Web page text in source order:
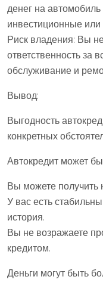
денег на
инвестиционные или
Риск владения: Вы
ответственность за
обслуживание и
Вывод:
Выгодность
конкретных
Автокредит может
Вы можете получить
У вас есть
история.
Вы не возражаете
кредитом.
Деньги могут быть